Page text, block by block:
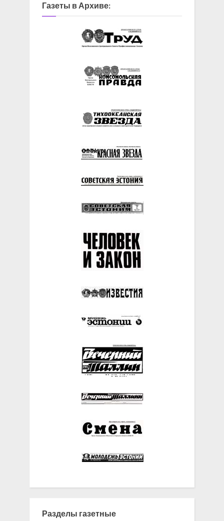
Газеты в Архиве:
Разделы газетные